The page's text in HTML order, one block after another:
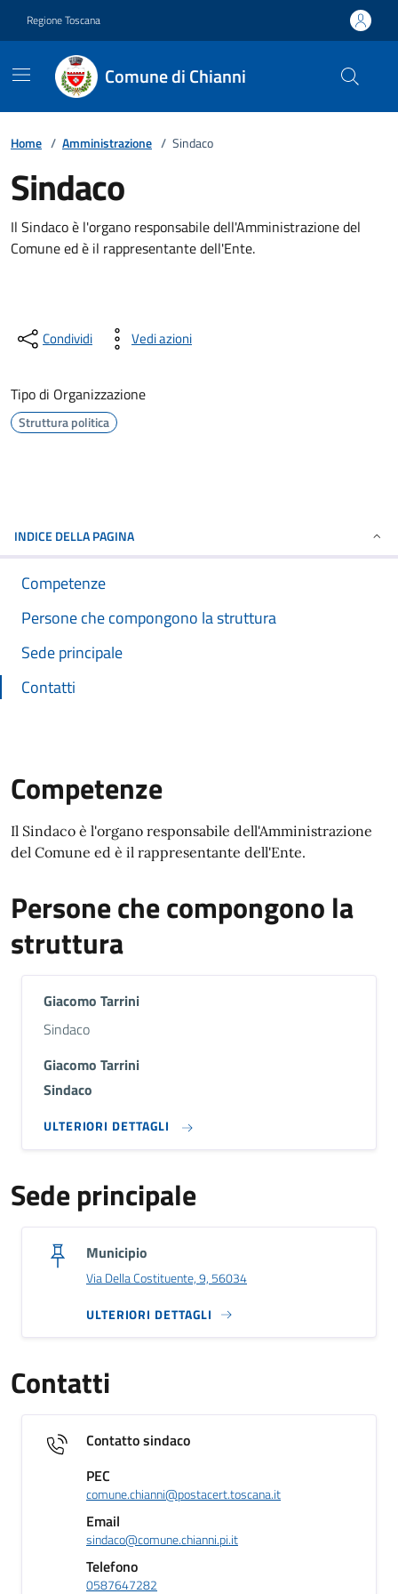
Regione Toscana
Comune di Chianni
Home / Amministrazione / Sindaco
Sindaco
Il Sindaco è l'organo responsabile dell'Amministrazione del
Comune ed è il rappresentante dell'Ente.
Condividi Vedi azioni
Tipo di Organizzazione
Struttura politica
INDICE DELLA PAGINA
Competenze
Persone che compongono la struttura
Sede principale
Contatti
Competenze
Il Sindaco è l'organo responsabile dell'Amministrazione
del Comune ed è il rappresentante dell'Ente.
Persone che compongono la
struttura
Giacomo Tarrini
Descrizione breve
Sindaco
Giacomo Tarrini
Sindaco
ULTERIORI DETTAGLI
Sede principale
Municipio
Via Della Costituente, 9, 56034
ULTERIORI DETTAGLI
Contatti
Contatto sindaco
PEC
comune.chianni@postacert.toscana.it
Email
sindaco@comune.chianni.pi.it
Telefono
0587647282